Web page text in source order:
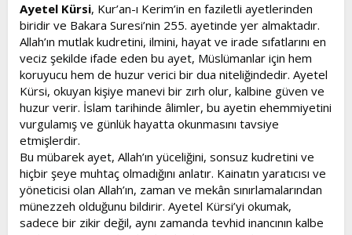
Ayetel Kürsi, Kur’an-ı Kerim’in en faziletli ayetlerinden
biridir ve Bakara Suresi’nin 255. ayetinde yer almaktadır.
Allah’ın mutlak kudretini, ilmini, hayat ve irade sıfatlarını en
veciz şekilde ifade eden bu ayet, Müslümanlar için hem
koruyucu hem de huzur verici bir dua niteliğindedir. Ayetel
Kürsi, okuyan kişiye manevi bir zırh olur, kalbine güven ve
huzur verir. İslam tarihinde âlimler, bu ayetin ehemmiyetini
vurgulamış ve günlük hayatta okunmasını tavsiye
etmişlerdir.
Bu mübarek ayet, Allah’ın yüceliğini, sonsuz kudretini ve
hiçbir şeye muhtaç olmadığını anlatır. Kainatın yaratıcısı ve
yöneticisi olan Allah’ın, zaman ve mekân sınırlamalarından
münezzeh olduğunu bildirir. Ayetel Kürsi’yi okumak,
sadece bir zikir değil, aynı zamanda tevhid inancının kalbe